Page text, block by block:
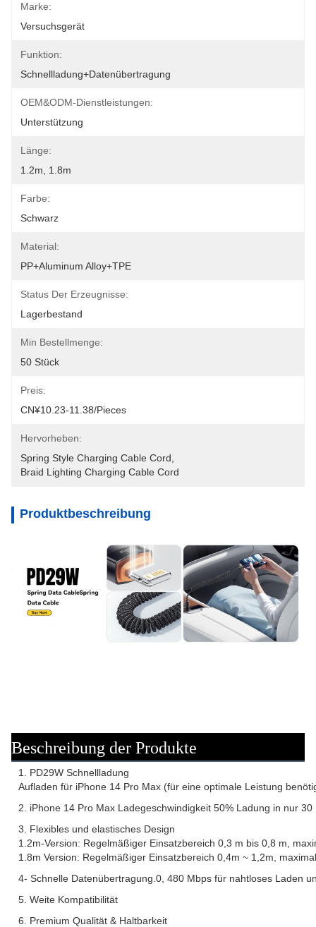
Marke:
Versuchsgerät
Funktion:
Schnellladung+Datenübertragung
OEM&ODM-Dienstleistungen:
Unterstützung
Länge:
1.2m, 1.8m
Farbe:
Schwarz
Material:
PP+aluminum Alloy+TPE
Status Der Erzeugnisse:
Lagerbestand
Min Bestellmenge:
50 Stück
Preis:
CN¥10.23-11.38/pieces
Hervorheben:
Spring Style Charging Cable Cord
Braid Lighting Charging Cable Cord
Produktbeschreibung
Beschreibung der Produkte
1. PD29W Schnellladung
Aufladen für iPhone 14 Pro Max (für eine optimale Leistung
2. iPhone 14 Pro Max Ladegeschwindigkeit 50% Ladung in nur 30
3. Flexibles und elastisches Design
1.2m-Version: Regelmäßiger Einsatzbereich 0,3 m bis 0,8 m,
1.8m Version: Regelmäßiger Einsatzbereich 0,4m ~ 1,2m,
4- Schnelle Datenübertragung.0, 480 Mbps für nahtloses Laden
5. Weite Kompatibilität
6. Premium Qualität & Haltbarkeit